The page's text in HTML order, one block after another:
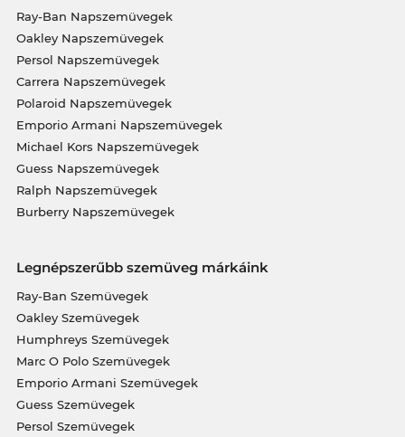
Ray-Ban Napszemüvegek
Oakley Napszemüvegek
Persol Napszemüvegek
Carrera Napszemüvegek
Polaroid Napszemüvegek
Emporio Armani Napszemüvegek
Michael Kors Napszemüvegek
Guess Napszemüvegek
Ralph Napszemüvegek
Burberry Napszemüvegek
Legnépszerűbb szemüveg márkáink
Ray-Ban Szemüvegek
Oakley Szemüvegek
Humphreys Szemüvegek
Marc O Polo Szemüvegek
Emporio Armani Szemüvegek
Guess Szemüvegek
Persol Szemüvegek